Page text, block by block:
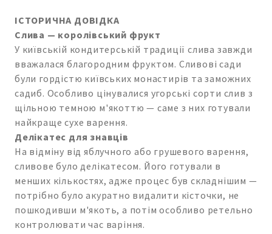
ІСТОРИЧНА ДОВІДКА
Слива — королівський фрукт
У київській кондитерській традиції слива завжди
вважалася благородним фруктом. Сливові сади
були гордістю київських монастирів та заможних
садиб. Особливо цінувалися угорські сорти слив з
щільною темною м'якоттю — саме з них готували
найкраще сухе варення.
Делікатес для знавців
На відміну від яблучного або грушевого варення,
сливове було делікатесом. Його готували в
менших кількостях, адже процес був складнішим —
потрібно було акуратно видалити кісточки, не
пошкодивши м'якоть, а потім особливо ретельно
контролювати час варіння.